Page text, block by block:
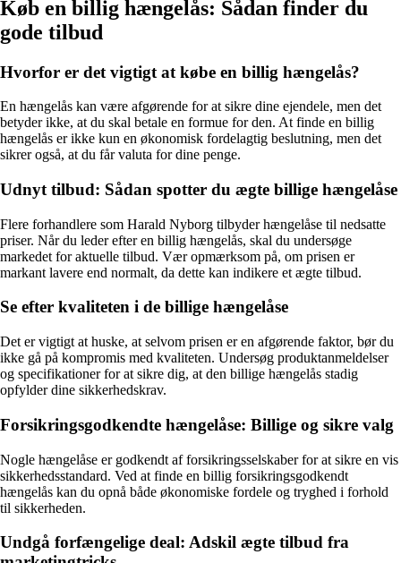
Køb en billig hængelås: Sådan finder du
gode tilbud
Hvorfor er det vigtigt at købe en billig hængelås?
En hængelås kan være afgørende for at sikre dine ejendele, men det
betyder ikke, at du skal betale en formue for den. At finde en billig
hængelås er ikke kun en økonomisk fordelagtig beslutning, men det
sikrer også, at du får valuta for dine penge.
Udnyt tilbud: Sådan spotter du ægte billige hængelåse
Flere forhandlere som Harald Nyborg tilbyder hængelåse til nedsatte
priser. Når du leder efter en billig hængelås, skal du undersøge
markedet for aktuelle tilbud. Vær opmærksom på, om prisen er
markant lavere end normalt, da dette kan indikere et ægte tilbud.
Se efter kvaliteten i de billige hængelåse
Det er vigtigt at huske, at selvom prisen er en afgørende faktor, bør du
ikke gå på kompromis med kvaliteten. Undersøg produktanmeldelser
og specifikationer for at sikre dig, at den billige hængelås stadig
opfylder dine sikkerhedskrav.
Forsikringsgodkendte hængelåse: Billige og sikre valg
Nogle hængelåse er godkendt af forsikringsselskaber for at sikre en vis
sikkerhedsstandard. Ved at finde en billig forsikringsgodkendt
hængelås kan du opnå både økonomiske fordele og tryghed i forhold
til sikkerheden.
Undgå forfængelige deal: Adskil ægte tilbud fra